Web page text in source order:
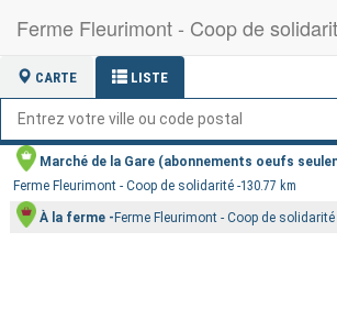
Ferme Fleurimont - Coop de
CARTE LISTE
Marché de la Gare (abonnements oeufs
Ferme Fleurimont - Coop de solidarité 130.77 km
À la ferme Ferme Fleurimont - Coop de solidarité